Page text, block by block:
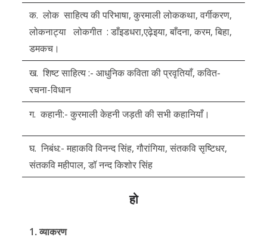
क. लोक साहित्य की परिभाषा, कुरमाली लोककथा, वर्गीकरण,
लोकनाट्या लोकगीत : डाँइडधरा,एढ़ेइया, बाँदना, करम, बिहा,
डमकच।
ख. शिष्ट साहित्य :- आधुनिक कविता की प्रवृतियाँ, कवित-
रचना-विधान
ग. कहानी:- कुरमाली केहनी जड़ती की सभी कहानियाँ।
घ. निबंध:- महाकवि विनन्द सिंह, गौरांगिया, संतकवि सृष्टिधर,
संतकवि महीपाल, डॉ नन्द किशोर सिंह
हो
1. व्याकरण